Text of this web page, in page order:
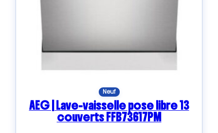
Neuf
AEG | Lave-vaisselle pose libre 13
couverts FFB73617PM